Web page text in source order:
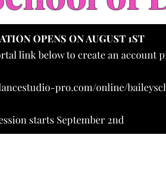
OPENS ON AUGUST 1ST
link below to create an account
pro.com/online/
starts September 2nd